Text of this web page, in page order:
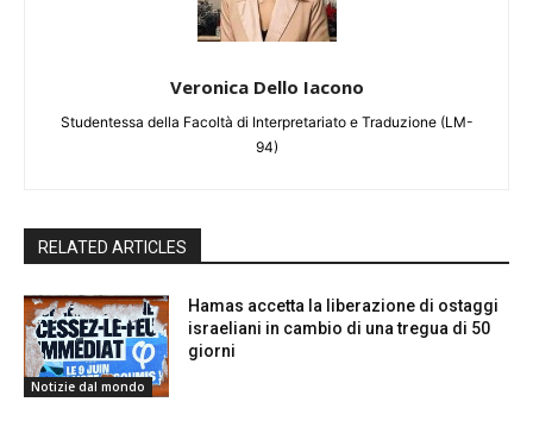
Veronica Dello Iacono
Studentessa della Facoltà di Interpretariato e Traduzione (LM-
94)
RELATED ARTICLES
Notizie dal mondo
Hamas accetta la liberazione di ostaggi
israeliani in cambio di una tregua di 50
giorni